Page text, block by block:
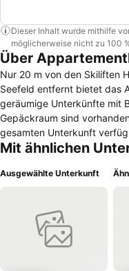
Dieser Inhalt wurde mithilfe
möglicherweise nicht zu 100
Über
Nur 20 m von den Skiliften
Seefeld entfernt bietet das
geräumige Unterkünfte mit
Gepäckraum sind
gesamten Unterkunft
komplett ausgestattete
Sportalm gebucht werden.
von Seefeld liegt 700 m
entfernt und der örtliche
Sie profitieren von der
Mit ähnlichen
Ausgewählte Unterkunft